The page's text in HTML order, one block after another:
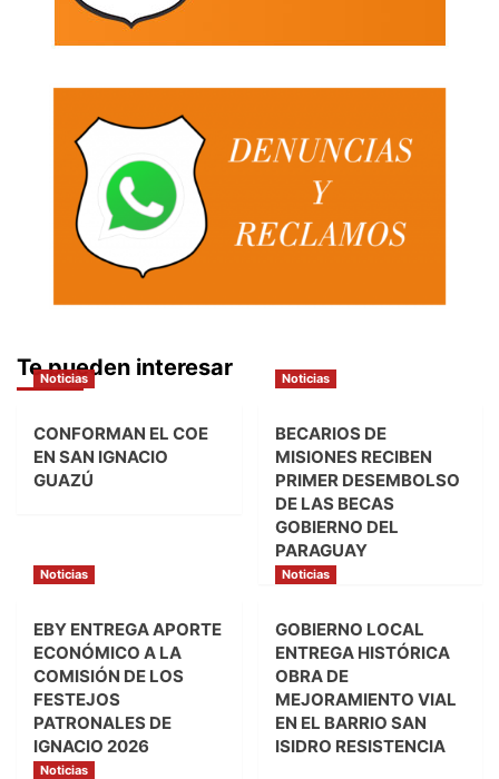
Te pueden interesar
Noticias
CONFORMAN EL COE
EN SAN IGNACIO
GUAZÚ
Noticias
BECARIOS DE
MISIONES RECIBEN
PRIMER DESEMBOLSO
DE LAS BECAS
GOBIERNO DEL
PARAGUAY
Noticias
EBY ENTREGA APORTE
ECONÓMICO A LA
COMISIÓN DE LOS
FESTEJOS
PATRONALES DE
IGNACIO 2026
Noticias
GOBIERNO LOCAL
ENTREGA HISTÓRICA
OBRA DE
MEJORAMIENTO VIAL
EN EL BARRIO SAN
ISIDRO RESISTENCIA
Noticias